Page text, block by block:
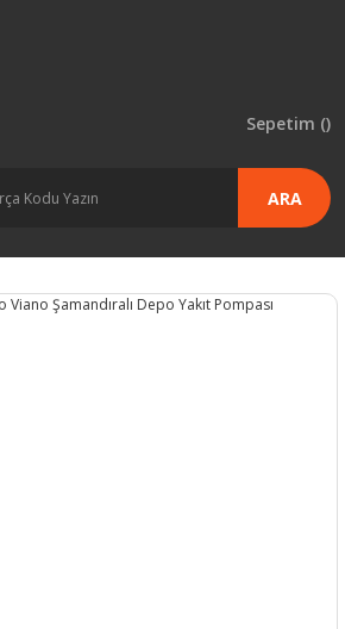
ARA
Sepetim ()